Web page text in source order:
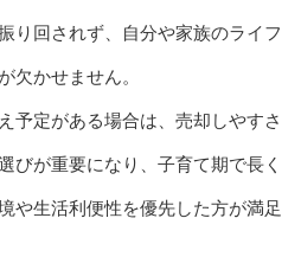
り回されず、自分や家族のライフ
欠かせません。
予定がある場合は、売却しやすさ
びが重要になり、子育て期で長く
や生活利便性を優先した方が満足